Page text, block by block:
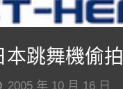
本跳舞機偷拍
2005 年 10 月 16 日